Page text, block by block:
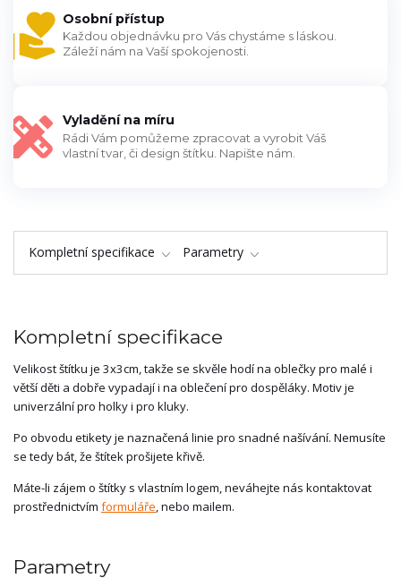
Osobní přístup
Každou objednávku pro Vás chystáme s láskou.
Záleží nám na Vaší spokojenosti.
Vyladění na míru
Rádi Vám pomůžeme zpracovat a vyrobit Váš
vlastní tvar, či design štítku. Napište nám.
Kompletní specifikace Parametry
Kompletní specifikace
Velikost štítku je 3x3cm, takže se skvěle hodí na oblečky pro malé i
větší děti a dobře vypadají i na oblečení pro dospěláky. Motiv je
univerzální pro holky i pro kluky.
Po obvodu etikety je naznačená linie pro snadné našívání. Nemusíte
se tedy bát, že štítek prošijete křivě.
Máte-li zájem o štítky s vlastním logem, neváhejte nás kontaktovat
prostřednictvím formuláře, nebo mailem.
Parametry